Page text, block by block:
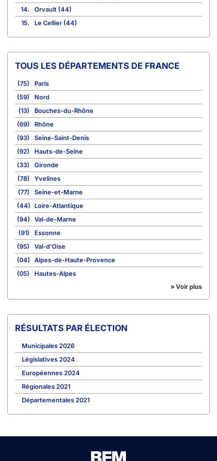
14.
Orvault (44)
15.
Le Cellier (44)
TOUS LES DÉPARTEMENTS DE FRANCE
(75)
Paris
(59)
Nord
(13)
Bouches-du-Rhône
(69)
Rhône
(93)
Seine-Saint-Denis
(92)
Hauts-de-Seine
(33)
Gironde
(78)
Yvelines
(77)
Seine-et-Marne
(44)
Loire-Atlantique
(94)
Val-de-Marne
(91)
Essonne
(95)
Val-d'Oise
(04)
Alpes-de-Haute-Provence
(05)
Hautes-Alpes
» Voir plus
RÉSULTATS PAR ÉLECTION
Municipales 2026
Législatives 2024
Européennes 2024
Régionales 2021
Départementales 2021